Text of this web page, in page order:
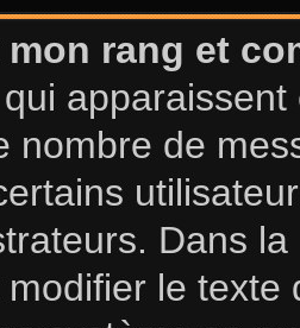
mon rang et
nombre de
Dans
le